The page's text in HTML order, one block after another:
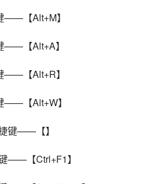
——【Alt+M】
——【Alt+A】
——【Alt+R】
——【Alt+W】
键——【】
——【Ctrl+F1】